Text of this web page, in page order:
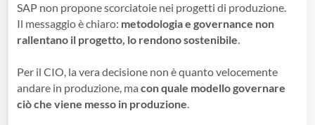
SAP non propone scorciatoie nei progetti di produzione.
Il messaggio è chiaro: metodologia e governance non
rallentano il progetto, lo rendono sostenibile.
Per il CIO, la vera decisione non è quanto velocemente
andare in produzione, ma con quale modello governare
ciò che viene messo in produzione